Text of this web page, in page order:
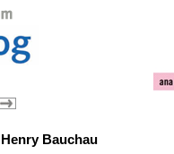
Henry Bauchau